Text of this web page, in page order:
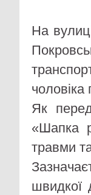
На
Як
«Шапка
травми
швидкої